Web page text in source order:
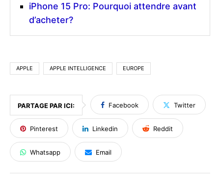
iPhone 15 Pro: Pourquoi attendre avant
d’acheter?
APPLE APPLE INTELLIGENCE EUROPE
PARTAGE PAR ICI: Facebook Twitter
Pinterest Linkedin Reddit
Whatsapp Email